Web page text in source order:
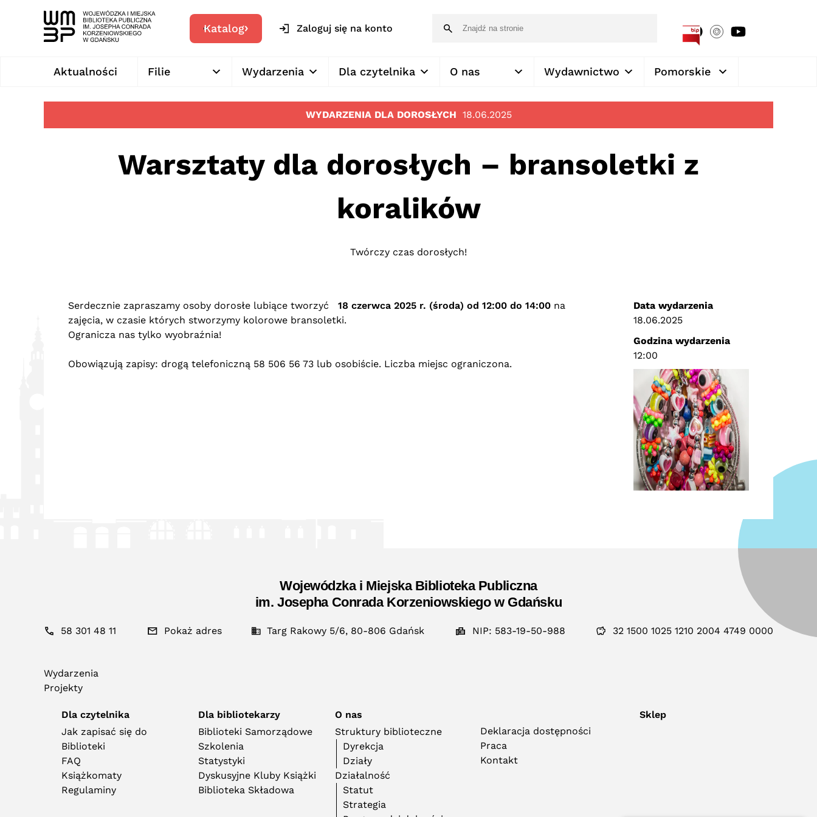
Katalog Zaloguj się na konto
Aktualności Filie Wydarzenia Dla czytelnika O nas Wydawnictwo Pomorskie
WYDARZENIA DLA DOROSŁYCH 18.06.2025
Warsztaty dla dorosłych – bransoletki z
koralików
Twórczy czas dorosłych!
Serdecznie zapraszamy osoby dorosłe lubiące tworzyć 18 czerwca 2025 r. (środa) od 12:00 do 14:00 na
zajęcia, w czasie których stworzymy kolorowe bransoletki.
Ogranicza nas tylko wyobraźnia!
Obowiązują zapisy: drogą telefoniczną 58 506 56 73 lub osobiście. Liczba miejsc ograniczona.
Data wydarzenia
18.06.2025
Godzina wydarzenia
12:00
Wojewódzka i Miejska Biblioteka Publiczna
im. Josepha Conrada Korzeniowskiego w Gdańsku
58 301 48 11 Pokaż adres Targ Rakowy 5/6, 80-806 Gdańsk NIP: 583-19-50-988 32 1500 1025 1210 2004 4749 0000
Wydarzenia
Projekty
Dla czytelnika
Jak zapisać się do
Biblioteki
FAQ
Książkomaty
Regulaminy
Dla bibliotekarzy
Biblioteki Samorządowe
Szkolenia
Statystyki
Dyskusyjne Kluby Książki
Biblioteka Składowa
O nas
Struktury biblioteczne
Dyrekcja
Działy
Działalność
Statut
Strategia
Deklaracja dostępności
Praca
Kontakt
Sklep